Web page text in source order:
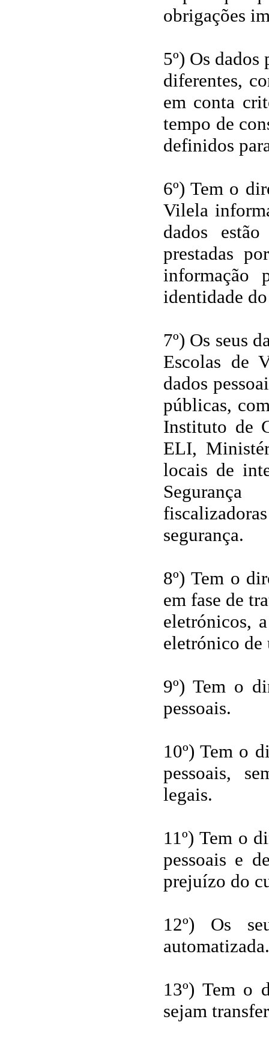
obrigações
5º) Os
diferentes,
em conta
tempo de
definidos
6º) Tem o
Vilela
dados
prestadas
informação
identidade
7º) Os seus
Escolas de
dados
públicas,
Instituto de
ELI,
locais de
segurança.
8º) Tem o
em fase de
eletrónicos,
eletrónico de
9º) Tem o
pessoais.
10º) Tem o
pessoais,
legais.
11º) Tem o
pessoais e
prejuízo do
12º) Os
automatizada.
13º) Tem o
sejam